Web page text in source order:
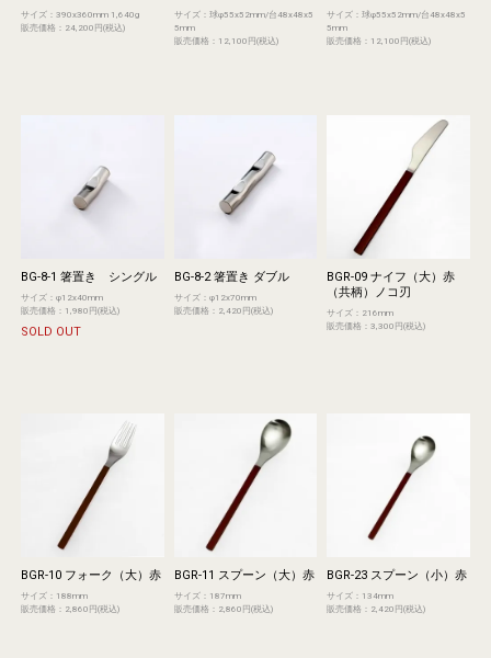
サイズ：390x360mm 1,640g
販売価格：24,200円(税込)
サイズ：球φ55x52mm/台48x48x5
5mm
販売価格：12,100円(税込)
サイズ：球φ55x52mm/台48x48x5
5mm
販売価格：12,100円(税込)
BG-8-1 箸置き シングル
サイズ：φ12x40mm
販売価格：1,980円(税込)
SOLD OUT
BG-8-2 箸置き ダブル
サイズ：φ12x70mm
販売価格：2,420円(税込)
BGR-09 ナイフ（大）赤
（共柄）ノコ刃
サイズ：216mm
販売価格：3,300円(税込)
BGR-10 フォーク（大）赤
サイズ：188mm
販売価格：2,860円(税込)
BGR-11 スプーン（大）赤
サイズ：187mm
販売価格：2,860円(税込)
BGR-23 スプーン（小）赤
サイズ：134mm
販売価格：2,420円(税込)